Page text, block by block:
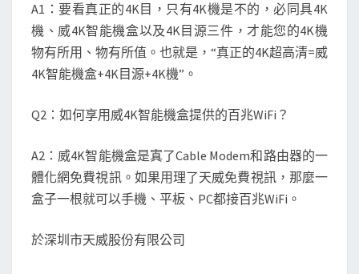
A1：要看真正的4K目，只有4K機是不的，必同具4K
機、威4K智能機盒以及4K目源三件，才能您的4K機
物有所用、物有所值。也就是，“真正的4K超高清=威
4K智能機盒+4K目源+4K機”。
Q2：如何享用威4K智能機盒提供的百兆WiFi？
A2：威4K智能機盒是寘了Cable Modem和路由器的一
體化網免費視訊。如果用理了天威免費視訊，那麼一
盒子一根就可以手機、平板、PC都接百兆WiFi。
於深圳市天威股份有限公司